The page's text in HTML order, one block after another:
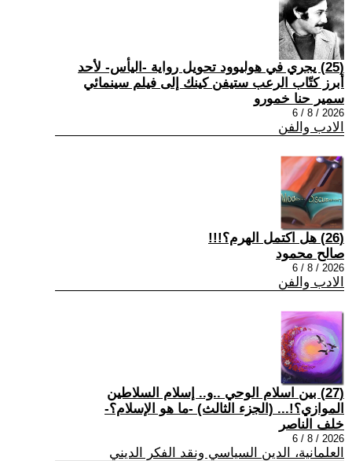
(25) يجري في هوليوود تحويل رواية -اليأس- لأحد
أبرز كتّاب الرعب ستيفن كينك إلى فيلم سينمائي
سمير حنا خمورو
2026 / 8 / 6
الادب والفن
(26) هل اكتمل الهرم؟!!!
صالح محمود
2026 / 8 / 6
الادب والفن
(27) بين اسلام الوحي ..و.. إسلام السلاطين
الموازي؟!... (الجزء الثالث) -ما هو الإسلام؟-
خلف الناصر
2026 / 8 / 6
العلمانية، الدين السياسي ونقد الفكر الديني